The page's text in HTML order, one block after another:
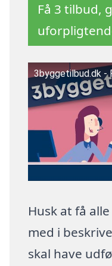
Få 3 tilbud,
3byggetilbud.dk -
Husk at få
med i
skal have